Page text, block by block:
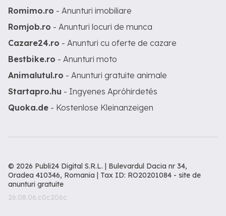
Romimo.ro - Anunturi imobiliare
Romjob.ro - Anunturi locuri de munca
Cazare24.ro - Anunturi cu oferte de cazare
Bestbike.ro - Anunturi moto
Animalutul.ro - Anunturi gratuite animale
Startapro.hu - Ingyenes Apróhirdetés
Quoka.de - Kostenlose Kleinanzeigen
© 2026 Publi24 Digital S.R.L. | Bulevardul Dacia nr 34,
Oradea 410346, Romania | Tax ID: RO20201084 - site de
anunturi gratuite
26.08.06.c0c206c